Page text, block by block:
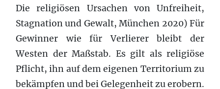
Die religiösen Ursachen von Unfreiheit,
Stagnation und Gewalt, München 2020) Für
Gewinner wie für Verlierer bleibt der
Westen der Maßstab. Es gilt als religiöse
Pflicht, ihn auf dem eigenen Territorium zu
bekämpfen und bei Gelegenheit zu erobern.